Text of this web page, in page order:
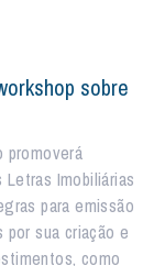
sobre
promoverá
Imobiliárias
para emissão
por sua criação e
como